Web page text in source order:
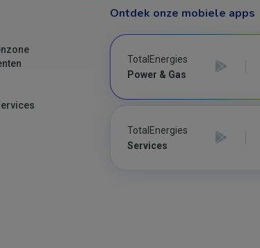
(B2C)
Ontdek onze mobiele apps
TotalEnergies
Power & Gas
TotalEnergies
Services